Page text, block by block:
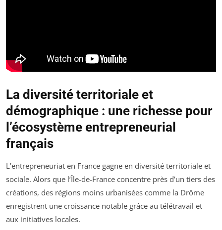
La diversité territoriale et
démographique : une richesse pour
l’écosystème entrepreneurial
français
L’entrepreneuriat en France gagne en diversité territoriale et
sociale. Alors que l’Île-de-France concentre près d’un tiers des
créations, des régions moins urbanisées comme la Drôme
enregistrent une croissance notable grâce au télétravail et
aux initiatives locales.